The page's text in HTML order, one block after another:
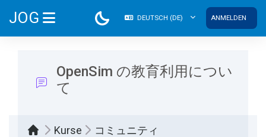
JOG
WEBSITE-ÜBERSICHT
DEUTSCH ‎(DE)‎ ANMELDEN
OpenSim の教育利用につい
て
Kurse
コミュニティ